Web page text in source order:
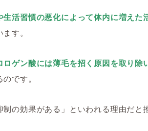
生活習慣の悪化によって体内に増えた
す。
ロゲン酸には薄毛を招く原因を取り除
です。
の効果がある」といわれる理由だと